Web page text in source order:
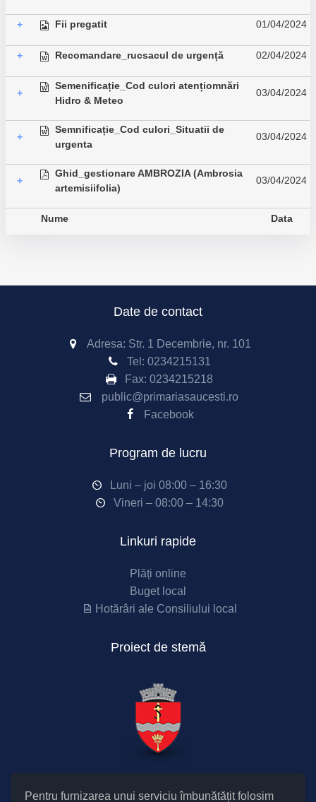
Pentru furnizarea unui serviciu îmbunătățit folosim
+ Fii pregatit 01/04/2024
+ Recomandare_rucsacul de urgență 02/04/2024
+
Semenificație_Cod culori atențiomnări
Hidro & Meteo
03/04/2024
+
Semnificație_Cod culori_Situatii de
urgenta
03/04/2024
+
Ghid_gestionare AMBROZIA (Ambrosia
artemisiifolia)
03/04/2024
Nume Data
Date de contact
Adresa: Str. 1 Decembrie, nr. 101
Tel: 0234215131
Fax: 0234215218
public@primariasaucesti.ro
Facebook
Program de lucru
Luni – joi 08:00 – 16:30
Vineri – 08:00 – 14:30
Linkuri rapide
Plăți online
Buget local
Hotărâri ale Consiliului local
Proiect de stemă